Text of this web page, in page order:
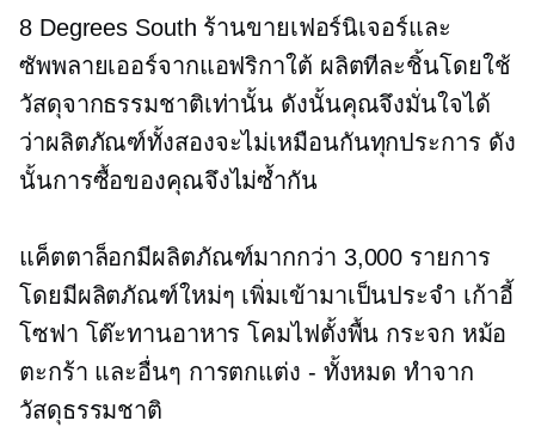
8 Degrees South ร้านขายเฟอร์นิเจอร์และ
ซัพพลายเออร์จากแอฟริกาใต้ ผลิตทีละชิ้นโดยใช้
วัสดุจากธรรมชาติเท่านั้น ดังนั้นคุณจึงมั่นใจได้
ว่าผลิตภัณฑ์ทั้งสองจะไม่เหมือนกันทุกประการ ดัง
นั้นการซื้อของคุณจึงไม่ซ้ำกัน
แค็ตตาล็อกมีผลิตภัณฑ์มากกว่า 3,000 รายการ
โดยมีผลิตภัณฑ์ใหม่ๆ เพิ่มเข้ามาเป็นประจำ เก้าอี้
โซฟา โต๊ะทานอาหาร โคมไฟตั้งพื้น กระจก หม้อ
ตะกร้า และอื่นๆ การตกแต่ง - ทั้งหมด ทำจาก
วัสดุธรรมชาติ